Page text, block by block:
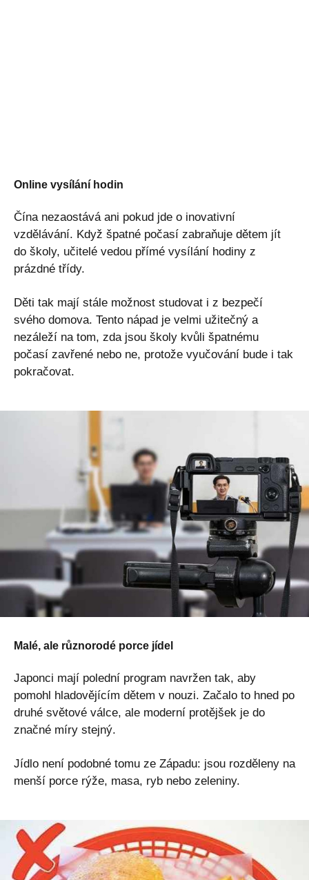
Online vysílání hodin
Čína nezaostává ani pokud jde o inovativní
vzdělávání. Když špatné počasí zabraňuje dětem jít
do školy, učitelé vedou přímé vysílání hodiny z
prázdné třídy.
Děti tak mají stále možnost studovat i z bezpečí
svého domova. Tento nápad je velmi užitečný a
nezáleží na tom, zda jsou školy kvůli špatnému
počasí zavřené nebo ne, protože vyučování bude i tak
pokračovat.
Malé, ale různorodé porce jídel
Japonci mají polední program navržen tak, aby
pomohl hladovějícím dětem v nouzi. Začalo to hned po
druhé světové válce, ale moderní protějšek je do
značné míry stejný.
Jídlo není podobné tomu ze Západu: jsou rozděleny na
menší porce rýže, masa, ryb nebo zeleniny.